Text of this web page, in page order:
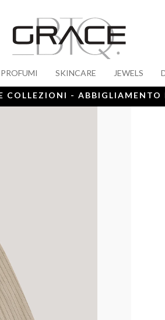
PROFUMI SKINCARE JEWELS
COLLEZIONI - ABBIGLIAMENTO